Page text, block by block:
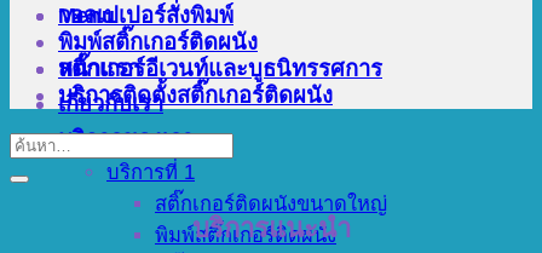
Menu
หน้าแรก
เกี่ยวกับเรา
บริการของเรา
บริการที่ 1
สติ๊กเกอร์ติดผนังขนาดใหญ่
พิมพ์สติ๊กเกอร์ติดผนัง
วอลเปเปอร์สั่งพิมพ์
พิมพ์สติ๊กเกอร์ติดผนัง
สติ๊กเกอร์อีเวนท์และบูธนิทรรศการ
บริการติดตั้งสติ๊กเกอร์ติดผนัง
บริการแนะนำ